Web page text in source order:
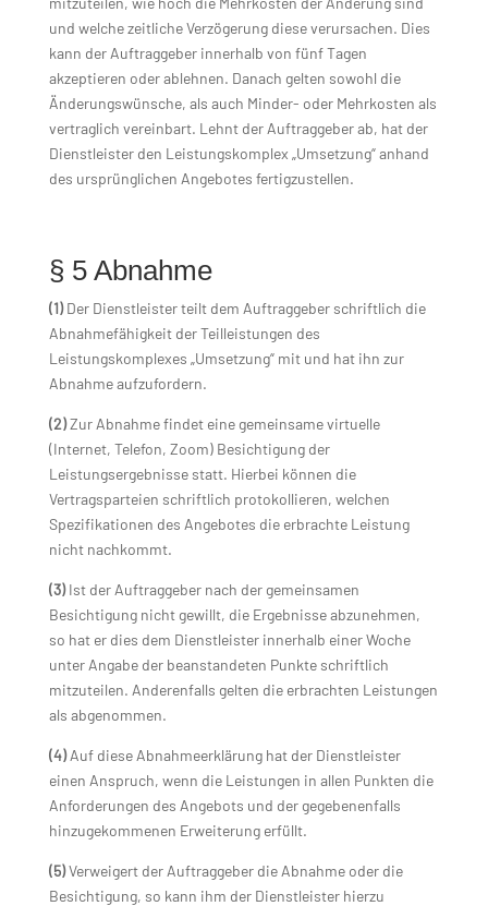
und welche zeitliche Verzögerung diese verursachen. Dies
kann der Auftraggeber innerhalb von fünf Tagen
akzeptieren oder ablehnen. Danach gelten sowohl die
Änderungswünsche, als auch Minder- oder Mehrkosten als
vertraglich vereinbart. Lehnt der Auftraggeber ab, hat der
Dienstleister den Leistungskomplex „Umsetzung“ anhand
des ursprünglichen Angebotes fertigzustellen.
§ 5 Abnahme
(1)Der Dienstleister teilt dem Auftraggeber schriftlich die
Abnahmefähigkeit der Teilleistungen des
Leistungskomplexes „Umsetzung“ mit und hat ihn zur
Abnahme aufzufordern.
(2)Zur Abnahme findet eine gemeinsame virtuelle
(Internet, Telefon, Zoom) Besichtigung der
Leistungsergebnisse statt. Hierbei können die
Vertragsparteien schriftlich protokollieren, welchen
Spezifikationen des Angebotes die erbrachte Leistung
nicht nachkommt.
(3)Ist der Auftraggeber nach der gemeinsamen
Besichtigung nicht gewillt, die Ergebnisse abzunehmen,
so hat er dies dem Dienstleister innerhalb einer Woche
unter Angabe der beanstandeten Punkte schriftlich
mitzuteilen. Anderenfalls gelten die erbrachten Leistungen
als abgenommen.
(4)Auf diese Abnahmeerklärung hat der Dienstleister
einen Anspruch, wenn die Leistungen in allen Punkten die
Anforderungen des Angebots und der gegebenenfalls
hinzugekommenen Erweiterung erfüllt.
(5)Verweigert der Auftraggeber die Abnahme oder die
Besichtigung, so kann ihm der Dienstleister hierzu